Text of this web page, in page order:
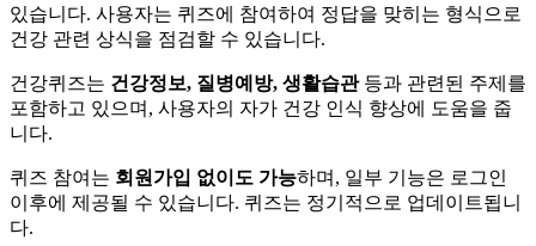
있습니다. 사용자는 퀴즈에 참여하여 정답을 맞히는 형식으로
건강 관련 상식을 점검할 수 있습니다.
건강퀴즈는 건강정보, 질병예방, 생활습관등과 관련된 주제를
포함하고 있으며, 사용자의 자가 건강 인식 향상에 도움을 줍
니다.
퀴즈 참여는 회원가입 없이도 가능하며, 일부 기능은 로그인
이후에 제공될 수 있습니다. 퀴즈는 정기적으로 업데이트됩니
다.